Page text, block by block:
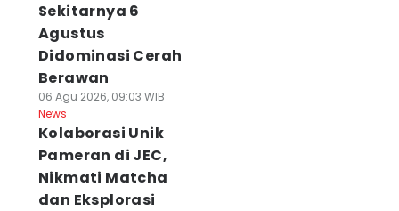
Sekitarnya 6
Agustus
Didominasi Cerah
Berawan
06 Agu 2026, 09:03 WIB
News
Kolaborasi Unik
Pameran di JEC,
Nikmati Matcha
dan Eksplorasi